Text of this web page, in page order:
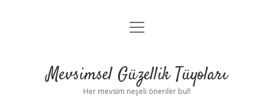
Anasayfa
Yasal Uyarı
menüyü
Mevsimsel Güzellik Tüyoları
Her mevsim neşeli öneriler bul!